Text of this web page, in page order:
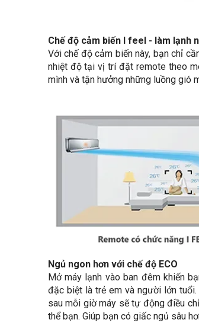
Chế độ cảm biến I feel - làm lạnh
Với chế độ cảm biến này, bạn chỉ
nhiệt độ tại vị trí đặt remote theo
mình và tận hưởng những luồng gió
Ngủ ngon hơn với chế độ ECO
Mở máy lạnh vào ban đêm khiến
đặc biệt là trẻ em và người lớn
sau mỗi giờ máy sẽ tự động điều
thể bạn. Giúp bạn có giấc ngủ sâu